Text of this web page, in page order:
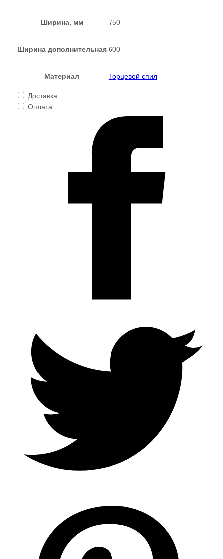
Ширина, мм 750
Ширина дополнительная 600
Материал Торцевой спил
Доставка
Оплата